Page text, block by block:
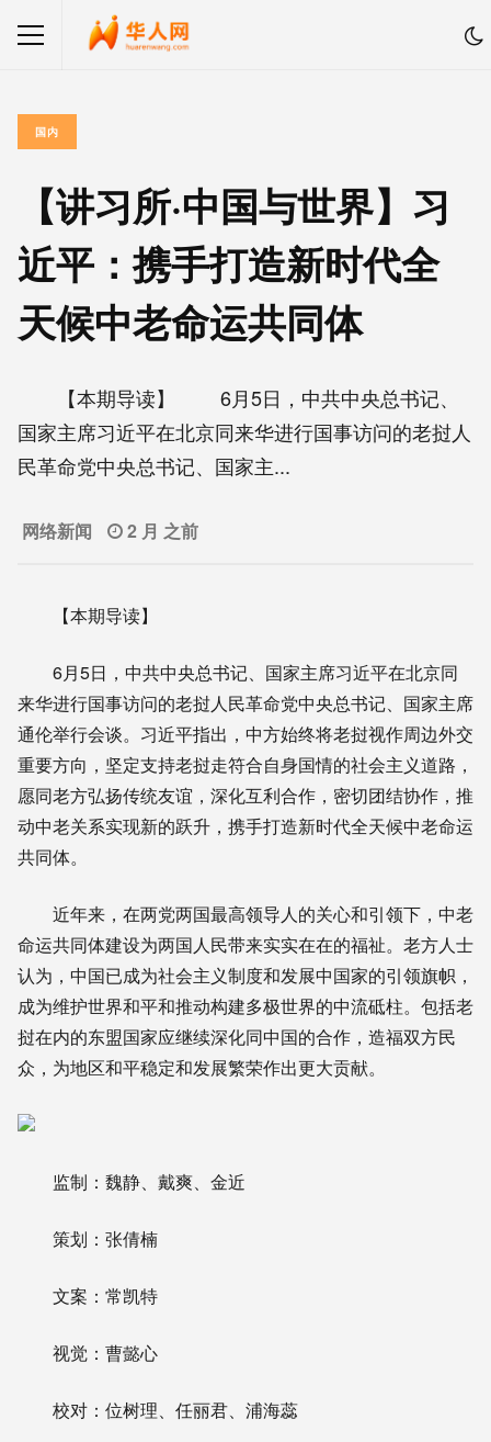
国内
【讲习所·中国与世界】习
近平：携手打造新时代全
天候中老命运共同体
【本期导读】 6月5日，中共中央总书记、
国家主席习近平在北京同来华进行国事访问的老挝人
民革命党中央总书记、国家主...
网络新闻 2 月 之前
【本期导读】
6月5日，中共中央总书记、国家主席习近平在北京同
来华进行国事访问的老挝人民革命党中央总书记、国家主席
通伦举行会谈。习近平指出，中方始终将老挝视作周边外交
重要方向，坚定支持老挝走符合自身国情的社会主义道路，
愿同老方弘扬传统友谊，深化互利合作，密切团结协作，推
动中老关系实现新的跃升，携手打造新时代全天候中老命运
共同体。
近年来，在两党两国最高领导人的关心和引领下，中老
命运共同体建设为两国人民带来实实在在的福祉。老方人士
认为，中国已成为社会主义制度和发展中国家的引领旗帜，
成为维护世界和平和推动构建多极世界的中流砥柱。包括老
挝在内的东盟国家应继续深化同中国的合作，造福双方民
众，为地区和平稳定和发展繁荣作出更大贡献。
监制：魏静、戴爽、金近
策划：张倩楠
文案：常凯特
视觉：曹懿心
校对：位树理、任丽君、浦海蕊